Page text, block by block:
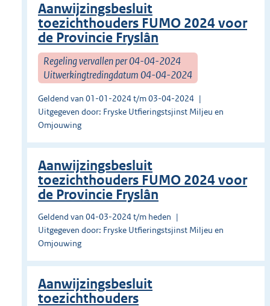
Aanwijzingsbesluit
toezichthouders FUMO 2024 voor
de Provincie Fryslân
Regeling vervallen per 04-04-2024
Uitwerkingtredingdatum 04-04-2024
Geldend van 01-01-2024 t/m 03-04-2024
Uitgegeven door: Fryske Utfieringstsjinst Miljeu en
Omjouwing
Aanwijzingsbesluit
toezichthouders FUMO 2024 voor
de Provincie Fryslân
Geldend van 04-03-2024 t/m heden
Uitgegeven door: Fryske Utfieringstsjinst Miljeu en
Omjouwing
Aanwijzingsbesluit
toezichthouders